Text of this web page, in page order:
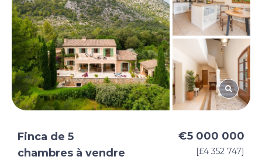
Finca de 5
chambres à vendre
€5 000 000
[£4 352 747]